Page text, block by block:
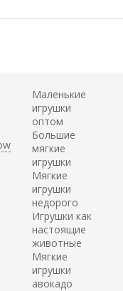
Маленькие
игрушки
оптом
Большие
мягкие
игрушки
Мягкие
игрушки
недорого
Игрушки как
настоящие
животные
Мягкие
игрушки
авокадо